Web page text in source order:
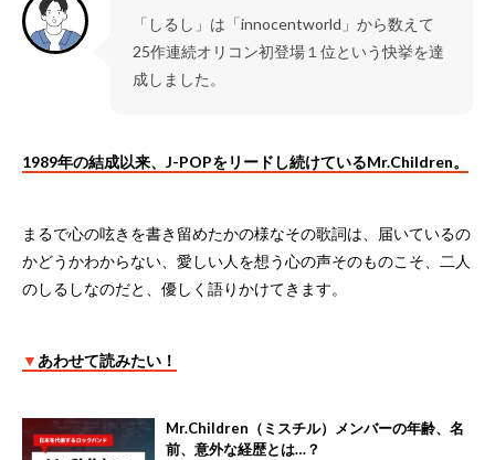
「しるし」は「innocentworld」から数えて
25作連続オリコン初登場１位という快挙を達
成しました。
1989年の結成以来、J-POPをリードし続けているMr.Children。
まるで心の呟きを書き留めたかの様なその歌詞は、届いているの
かどうかわからない、愛しい人を想う心の声そのものこそ、二人
のしるしなのだと、優しく語りかけてきます。
▼ あわせて読みたい！
Mr.Children（ミスチル）メンバーの年齢、名
前、意外な経歴とは…？